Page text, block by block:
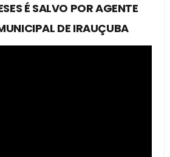
É SALVO POR AGENTE
DE IRAUÇUBA